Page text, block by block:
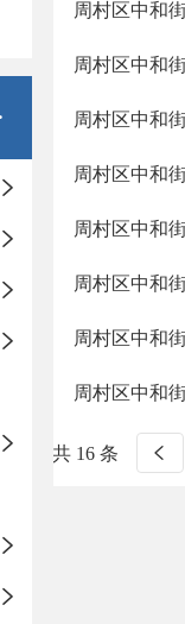
周村区中和
周村区中和
周村区中和
周村区中和
周村区中和
周村区中和
周村区中和
周村区中和
共 16 条